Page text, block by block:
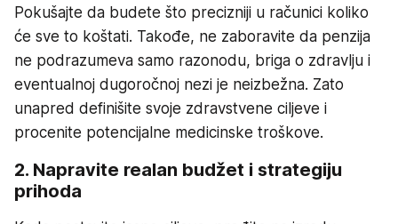
Pokušajte da budete što precizniji u računici koliko
će sve to koštati. Takođe, ne zaboravite da penzija
ne podrazumeva samo razonodu, briga o zdravlju i
eventualnoj dugoročnoj nezi je neizbežna. Zato
unapred definišite svoje zdravstvene ciljeve i
procenite potencijalne medicinske troškove.
2. Napravite realan budžet i strategiju
prihoda